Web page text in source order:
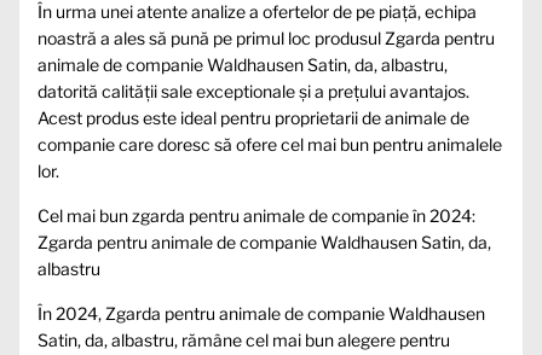
În urma unei atente analize a ofertelor de pe piață, echipa
noastră a ales să pună pe primul loc produsul Zgarda pentru
animale de companie Waldhausen Satin, da, albastru,
datorită calității sale exceptionale și a prețului avantajos.
Acest produs este ideal pentru proprietarii de animale de
companie care doresc să ofere cel mai bun pentru animalele
lor.
Cel mai bun zgarda pentru animale de companie în 2024:
Zgarda pentru animale de companie Waldhausen Satin, da,
albastru
În 2024, Zgarda pentru animale de companie Waldhausen
Satin, da, albastru, rămâne cel mai bun alegere pentru